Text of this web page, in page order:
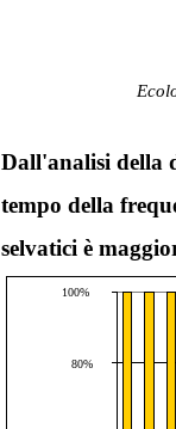
Dall'analisi della
tempo della
selvatici è
80%
100%